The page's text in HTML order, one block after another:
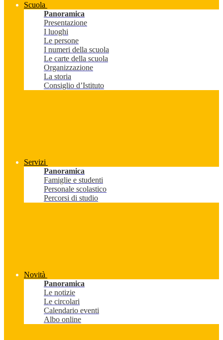
Scuola
Panoramica
Presentazione
I luoghi
Le persone
I numeri della scuola
Le carte della scuola
Organizzazione
La storia
Consiglio d’Istituto
Servizi
Panoramica
Famiglie e studenti
Personale scolastico
Percorsi di studio
Novità
Panoramica
Le notizie
Le circolari
Calendario eventi
Albo online